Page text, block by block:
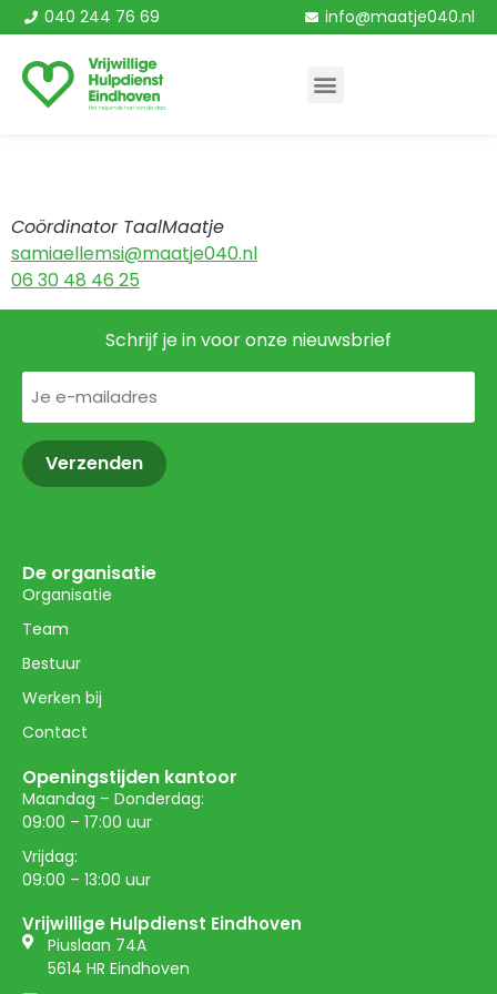
040 244 76 69 info@maatje040.nl
Coördinator TaalMaatje
samiaellemsi@maatje040.nl
06 30 48 46 25
Schrijf je in voor onze nieuwsbrief
E-
mailadres
De organisatie
Organisatie
Team
Bestuur
Werken bij
Contact
Openingstijden kantoor
Maandag – Donderdag:
09:00 – 17:00 uur
Vrijdag:
09:00 – 13:00 uur
Vrijwillige Hulpdienst Eindhoven
Piuslaan 74A
5614 HR Eindhoven